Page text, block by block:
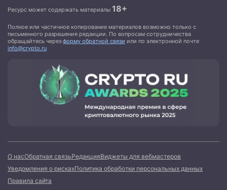
Ресурс может содержать материалы 18+
Полное или частичное копирование материалов возможно только с
письменного разрешения редакции. По вопросам сотрудничества
обращайтесь через форму обратной связи или по электронной почте
info@crypto.ru
О насОбратная связьРедакцияВиджеты для вебмастеров
Уведомления о рискахПолитика обработки персональных данных
Правила сайта